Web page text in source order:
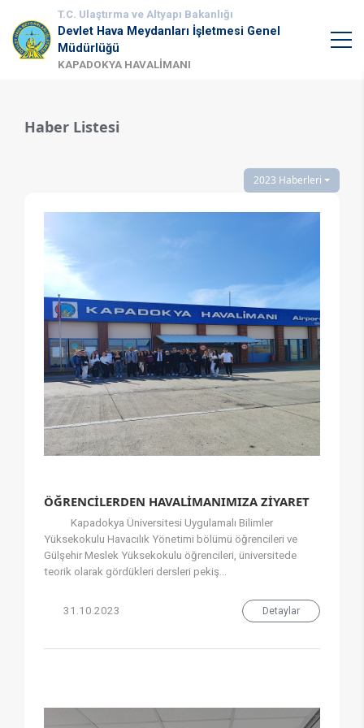
T.C. Ulaştırma ve Altyapı Bakanlığı
Devlet Hava Meydanları İşletmesi Genel
Müdürlüğü
KAPADOKYA HAVALİMANI
Haber Listesi
2023 Haberleri
ÖĞRENCİLERDEN HAVALİMANIMIZA ZİYARET
Kapadokya Üniversitesi Uygulamalı Bilimler
Yüksekokulu Havacılık Yönetimi bölümü öğrencileri ve
Gülşehir Meslek Yüksekokulu öğrencileri, üniversitede
teorik olarak gördükleri dersleri pekiş...
31.10.2023 Detaylar